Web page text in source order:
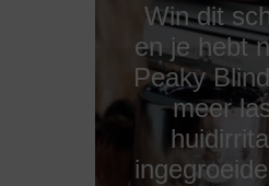
Win dit
en je hebt
Peaky
meer